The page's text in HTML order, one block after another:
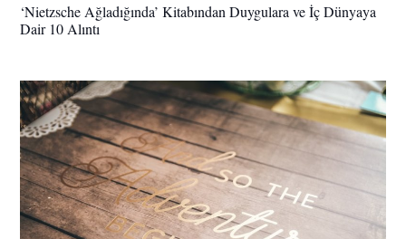
‘Nietzsche Ağladığında’ Kitabından Duygulara ve İç Dünyaya
Dair 10 Alıntı